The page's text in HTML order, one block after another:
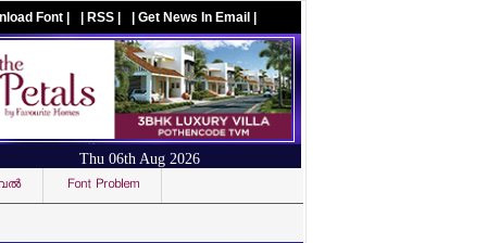
Font | | RSS | | Get News In Email |
Thu 06th Aug 2026
Font Problem